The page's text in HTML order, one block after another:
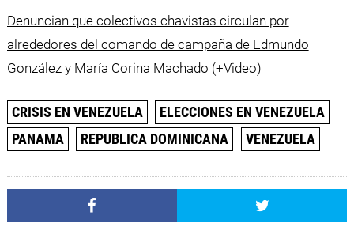
Denuncian que colectivos chavistas circulan por
alrededores del comando de campaña de Edmundo
González y María Corina Machado (+Video)
CRISIS EN VENEZUELA
ELECCIONES EN VENEZUELA
PANAMA
REPUBLICA DOMINICANA VENEZUELA